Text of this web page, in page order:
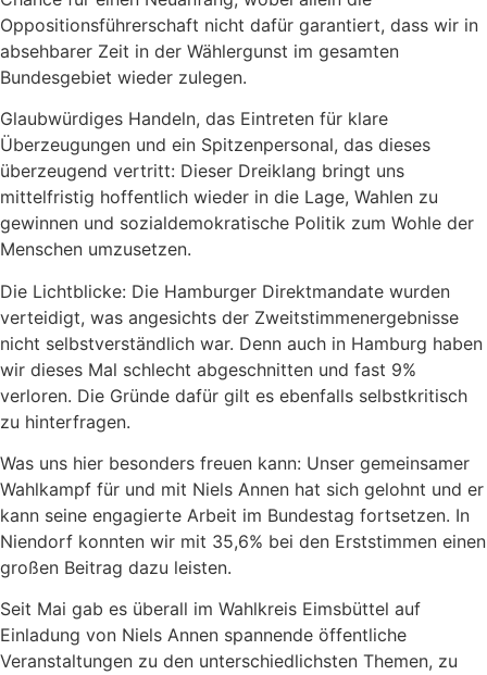
Oppositionsführerschaft nicht dafür garantiert, dass wir in
absehbarer Zeit in der Wählergunst im gesamten
Bundesgebiet wieder zulegen.
Glaubwürdiges Handeln, das Eintreten für klare
Überzeugungen und ein Spitzenpersonal, das dieses
überzeugend vertritt: Dieser Dreiklang bringt uns
mittelfristig hoffentlich wieder in die Lage, Wahlen zu
gewinnen und sozialdemokratische Politik zum Wohle der
Menschen umzusetzen.
Die Lichtblicke: Die Hamburger Direktmandate wurden
verteidigt, was angesichts der Zweitstimmenergebnisse
nicht selbstverständlich war. Denn auch in Hamburg haben
wir dieses Mal schlecht abgeschnitten und fast 9%
verloren. Die Gründe dafür gilt es ebenfalls selbstkritisch
zu hinterfragen.
Was uns hier besonders freuen kann: Unser gemeinsamer
Wahlkampf für und mit Niels Annen hat sich gelohnt und er
kann seine engagierte Arbeit im Bundestag fortsetzen. In
Niendorf konnten wir mit 35,6% bei den Erststimmen einen
großen Beitrag dazu leisten.
Seit Mai gab es überall im Wahlkreis Eimsbüttel auf
Einladung von Niels Annen spannende öffentliche
Veranstaltungen zu den unterschiedlichsten Themen, zu